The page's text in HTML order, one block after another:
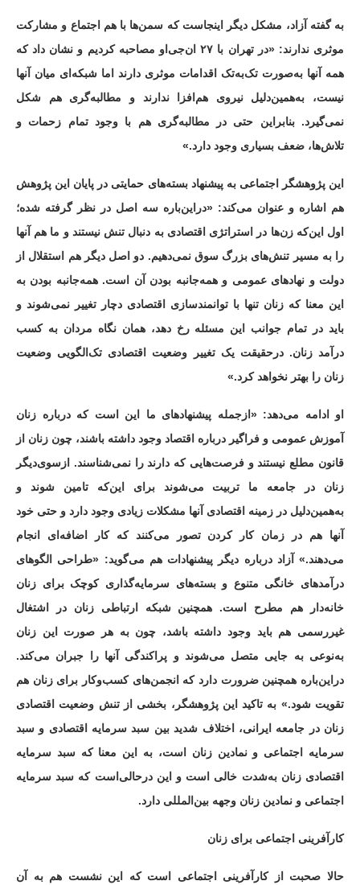
به گفته آزاد، مشکل دیگر اینجاست که سمن‌ها با هم اجتماع و مشارکت
موثری ندارند: «در تهران با ۲۷ ان‌جی‌او مصاحبه کردیم و نشان داد که
همه آنها به‌صورت تک‌به‌تک اقدامات موثری دارند اما شبکه‌ای میان آنها
نیست، به‌همین‌دلیل نیروی هم‌افزا ندارند و مطالبه‌گری هم شکل
نمی‌گیرد. بنابراین حتی در مطالبه‌گری هم با وجود تمام زحمات و
تلاش‌ها، ضعف بسیاری وجود دارد.»
این پژوهشگر اجتماعی به پیشنهاد بسته‌های حمایتی در پایان این پژوهش
هم اشاره و عنوان می‌کند: «دراین‌باره سه اصل در نظر گرفته شده؛
اول این‌که زن‌ها در استراتژی اقتصادی به دنبال تنش نیستند و ما هم آنها
را به مسیر تنش‌های بزرگ سوق نمی‌دهیم. دو اصل دیگر هم استقلال از
دولت و نهادهای عمومی و همه‌جانبه بودن آن است. همه‌جانبه بودن به
این معنا که زنان تنها با توانمندسازی اقتصادی دچار تغییر نمی‌شوند و
باید در تمام جوانب این مسئله رخ دهد، همان نگاه مردان به کسب
درآمد زنان. درحقیقت یک تغییر وضعیت اقتصادی تک‌الگویی وضعیت
زنان را بهتر نخواهد کرد.»
او ادامه می‌دهد: «ازجمله پیشنهادهای ما این است که درباره زنان
آموزش عمومی و فراگیر درباره اقتصاد وجود داشته باشند، چون زنان از
قانون مطلع نیستند و فرصت‌هایی که دارند را نمی‌شناسند. ازسوی‌دیگر
زنان در جامعه ما تربیت می‌شوند برای این‌که تامین شوند و
به‌همین‌دلیل در زمینه اقتصادی آنها مشکلات زیادی وجود دارد و حتی خود
آنها هم در زمان کار کردن تصور می‌کنند که کار اضافه‌ای انجام
می‌دهند.» آزاد درباره دیگر پیشنهادات هم می‌گوید: «طراحی الگوهای
درآمدهای خانگی متنوع و بسته‌های سرمایه‌گذاری کوچک برای زنان
خانه‌دار هم مطرح است. همچنین شبکه ارتباطی زنان در اشتغال
غیررسمی هم باید وجود داشته باشد، چون به هر صورت این زنان
به‌نوعی به جایی متصل می‌شوند و پراکندگی آنها را جبران می‌کند.
دراین‌باره همچنین ضرورت دارد که انجمن‌های کسب‌وکار برای زنان هم
تقویت شود.» به تاکید این پژوهشگر، بخشی از تنش وضعیت اقتصادی
زنان در جامعه ایرانی، اختلاف شدید بین سبد سرمایه اقتصادی و سبد
سرمایه اجتماعی و نمادین زنان است، به این معنا که سبد سرمایه
اقتصادی زنان به‌شدت خالی است و این درحالی‌است که سبد سرمایه
اجتماعی و نمادین زنان وجهه بین‌المللی دارد.
کارآفرینی اجتماعی برای زنان
حالا صحبت از کارآفرینی اجتماعی است که این نشست هم به آن